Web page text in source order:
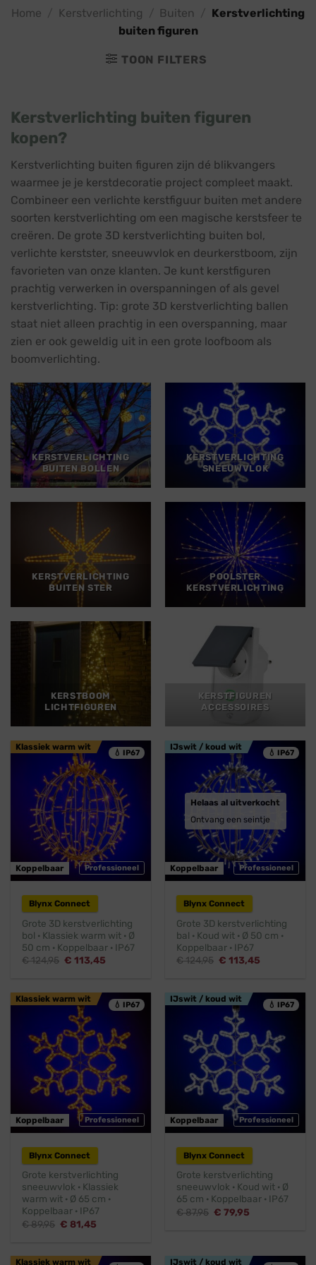
Home Kerstverlichting Buiten
Kerstverlichting
buiten figuren
TOON FILTERS
Kerstverlichting buiten figuren
kopen?
Kerstverlichting buiten figuren zijn dé blikvangers
waarmee je je kerstdecoratie project compleet maakt.
Combineer een verlichte kerstfiguur buiten met andere
soorten kerstverlichting om een magische kerstsfeer te
creëren. De grote 3D kerstverlichting buiten bol,
verlichte kerstster, sneeuwvlok en deurkerstboom, zijn
favorieten van onze klanten. Je kunt kerstfiguren
prachtig verwerken in overspanningen of als gevel
kerstverlichting. Tip: grote 3D kerstverlichting ballen
staat niet alleen prachtig in een overspanning, maar
zien er ook geweldig uit in een grote loofboom als
boomverlichting.
KERSTVERLICHTING
BUITEN BOLLEN
KERSTVERLICHTING
SNEEUWVLOK
KERSTVERLICHTING
BUITEN STER
POOLSTER
KERSTVERLICHTING
KERSTBOOM
LICHTFIGUREN
KERSTFIGUREN
ACCESSOIRES
💧 IP67
Professioneel
Klassiek warm wit
Koppelbaar
Blynx Connect
Grote 3D kerstverlichting
bol · Klassiek warm wit · Ø
50 cm · Koppelbaar · IP67
€124,95 Oorspronkelijke
€ 113,45
💧 IP67
Professioneel
IJswit / koud wit
Koppelbaar
Helaas al uitverkocht
Ontvang een seintje
Blynx Connect
Grote 3D kerstverlichting
bal · Koud wit · Ø 50 cm ·
Koppelbaar · IP67
€124,95 Oorspronkelijke
€ 113,45
💧 IP67
Professioneel
Klassiek warm wit
Koppelbaar
Blynx Connect
Grote kerstverlichting
sneeuwvlok · Klassiek
warm wit · Ø 65 cm ·
Koppelbaar · IP67
€89,95 Oorspronkelijke
€ 81,45
💧 IP67
Professioneel
IJswit / koud wit
Koppelbaar
Blynx Connect
Grote kerstverlichting
sneeuwvlok · Koud wit · Ø
65 cm · Koppelbaar · IP67
€87,95 Oorspronkelijke
€ 79,95
Klassiek warm wit IJswit / koud wit